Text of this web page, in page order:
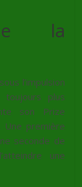
la
l’impulsion
plus
son Prize
Une première
seconde de
une